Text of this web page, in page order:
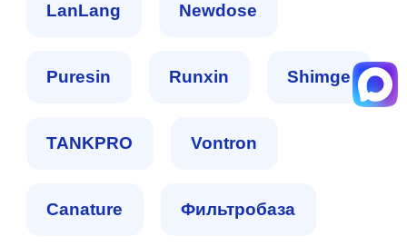
LanLang Newdose
Puresin Runxin Shimge
TANKPRO Vontron
Сanature Фильтробаза